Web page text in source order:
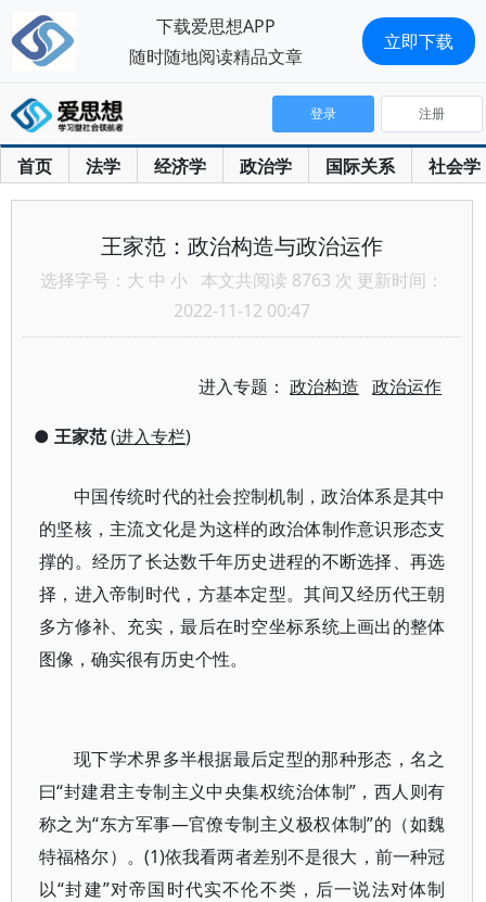
首页 法学 经济学 政治学 国际关系 社会学
登录 注册
王家范：政治构造与政治运作
选择字号： 大 中 小 本文共阅读 8763 次 更新时间：
2022-11-12 00:47
进入专题：政治构造 政治运作
● 王家范(进入专栏)
中国传统时代的社会控制机制，政治体系是其中
的坚核，主流文化是为这样的政治体制作意识形态支
撑的。经历了长达数千年历史进程的不断选择、再选
择，进入帝制时代，方基本定型。其间又经历代王朝
多方修补、充实，最后在时空坐标系统上画出的整体
图像，确实很有历史个性。
现下学术界多半根据最后定型的那种形态，名之
曰“封建君主专制主义中央集权统治体制”，西人则有
称之为“东方军事—官僚专制主义极权体制”的（如魏
特福格尔）。(1)依我看两者差别不是很大，前一种冠
以“封建”对帝国时代实不伦不类，后一说法对体制
下载爱思想APP
随时随地阅读精品文章
立即下载